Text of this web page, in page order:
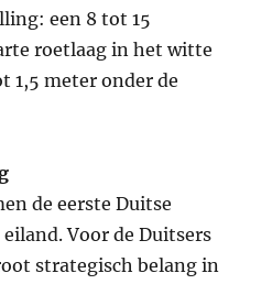
een 8 tot 15
roetlaag in het witte
1,5 meter onder de
de eerste Duitse
Voor de Duitsers
strategisch belang in